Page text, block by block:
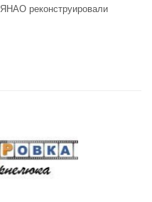
реконструировали